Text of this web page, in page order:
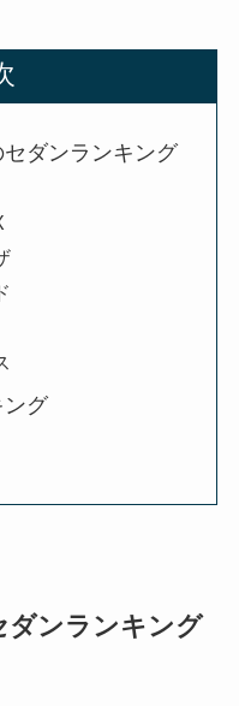
ダンランキング
グ
ダンランキング